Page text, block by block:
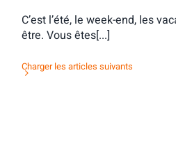
C’est l’été, le week-end, les
être. Vous êtes[...]
Charger les articles suivants